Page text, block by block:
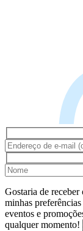
Gostaria de
minhas
eventos e
qualquer momento!